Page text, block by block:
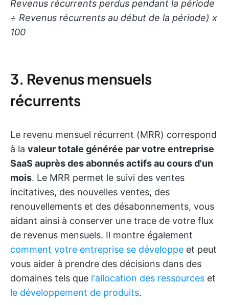
Revenus récurrents perdus pendant la période
÷ Revenus récurrents au début de la période) x
100
3. Revenus mensuels
récurrents
Le revenu mensuel récurrent (MRR) correspond
à la valeur totale générée par votre entreprise
SaaS auprès des abonnés actifs au cours d'un
mois. Le MRR permet le suivi des ventes
incitatives, des nouvelles ventes, des
renouvellements et des désabonnements, vous
aidant ainsi à conserver une trace de votre flux
de revenus mensuels. Il montre également
comment votre entreprise se développe et peut
vous aider à prendre des décisions dans des
domaines tels que l'allocation des ressources et
le développement de produits.